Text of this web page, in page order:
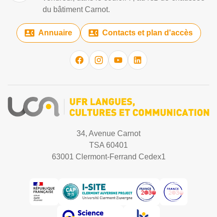
du bâtiment Carnot.
Annuaire Contacts et plan d'accès
34, Avenue Carnot
TSA 60401
63001 Clermont-Ferrand Cedex1